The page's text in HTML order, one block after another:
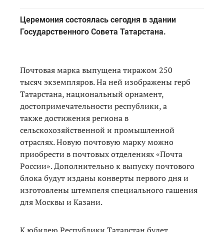
Церемония состоялась сегодня в здании
Государственного Совета Татарстана.
Почтовая марка выпущена тиражом 250
тысяч экземпляров. На ней изображены герб
Татарстана, национальный орнамент,
достопримечательности республики, а
также достижения региона в
сельскохозяйственной и промышленной
отраслях. Новую почтовую марку можно
приобрести в почтовых отделениях «Почта
России». Дополнительно к выпуску почтового
блока будут изданы конверты первого дня и
изготовлены штемпеля специального гашения
для Москвы и Казани.